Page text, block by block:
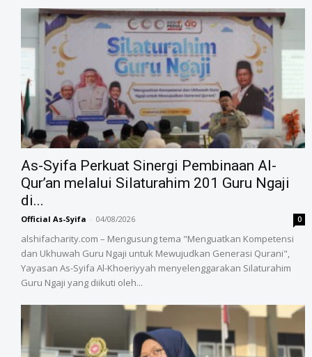
As-Syifa Perkuat Sinergi Pembinaan Al-
Qur’an melalui Silaturahim 201 Guru Ngaji
di...
Official As-Syifa - 04/08/2026 0
alshifacharity.com – Mengusung tema "Menguatkan Kompetensi
dan Ukhuwah Guru Ngaji untuk Mewujudkan Generasi Qurani",
Yayasan As-Syifa Al-Khoeriyyah menyelenggarakan Silaturahim
Guru Ngaji yang diikuti oleh...